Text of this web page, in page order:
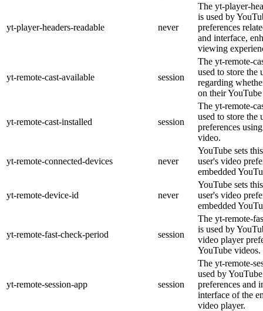
yt-player-headers-readable never
The yt-player-
is used by
preferences
and interface,
viewing
yt-remote-cast-available session
The yt-remote-
used to store the
regarding
on their
yt-remote-cast-installed session
The yt-remote-
used to store the
preferences
video.
yt-remote-connected-devices never
YouTube sets
user's video
embedded
yt-remote-device-id never
YouTube sets
user's video
embedded
yt-remote-fast-check-period session
The yt-remote-
is used by
video player
YouTube videos.
yt-remote-session-app session
The yt-remote-
used by
preferences and
interface of the
video player.